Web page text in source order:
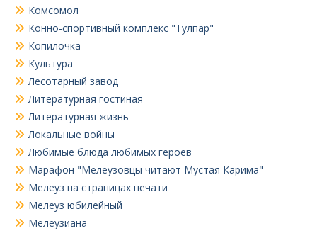
Комсомол
Конно-спортивный комплекс "Тулпар"
Копилочка
Культура
Лесотарный завод
Литературная гостиная
Литературная жизнь
Локальные войны
Любимые блюда любимых героев
Марафон "Мелеузовцы читают Мустая Карима"
Мелеуз на страницах печати
Мелеуз юбилейный
Мелеузиана